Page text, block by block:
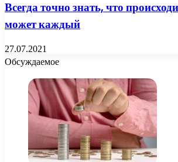
Всегда точно знать, что
может каждый
27.07.2021
Обсуждаемое